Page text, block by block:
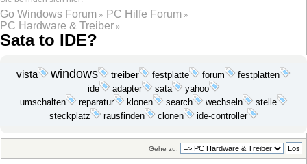
Go Windows Forum » PC Hilfe Forum »
PC Hardware & Treiber »
Sata to IDE?
vista windows treiber festplatte forum
festplatten
ide
adapter sata yahoo
umschalten reparatur klonen search wechseln
stelle
steckplatz
rausfinden clonen ide-controller
Gehe zu: